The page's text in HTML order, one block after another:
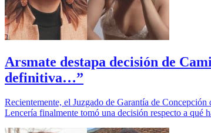
Arsmate destapa decisión de
definitiva…”
Recientemente, el Juzgado de Garantía de
Lencería finalmente tomó una decisión respecto a qué